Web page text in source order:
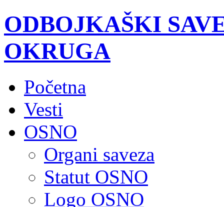
ODBOJKAŠKI
OKRUGA
Početna
Vesti
OSNO
Organi saveza
Statut OSNO
Logo OSNO